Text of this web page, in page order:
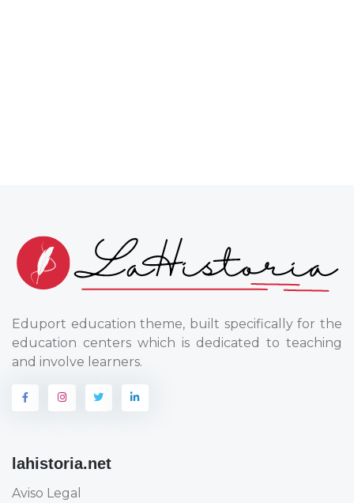
Eduport education theme, built specifically for the
education centers which is dedicated to teaching
and involve learners.
lahistoria.net
Aviso Legal